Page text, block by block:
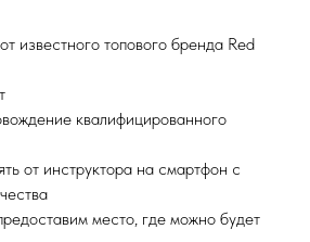
известного топового бренда Red
квалифицированного
от инструктора на смартфон с
место, где можно будет